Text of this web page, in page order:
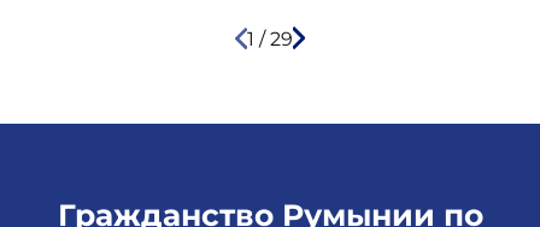
1 /29
Гражданство Румынии по